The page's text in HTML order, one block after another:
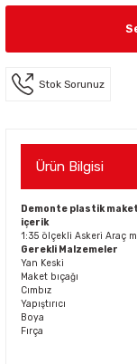
Stok Sorunuz
Ürün Bilgisi
Demonte plastik maket
içerik
1:35 ölçekli Askeri Araç
Gerekli Malzemeler
Yan Keski
Maket bıçağı
Cımbız
Yapıştırıcı
Boya
Fırça